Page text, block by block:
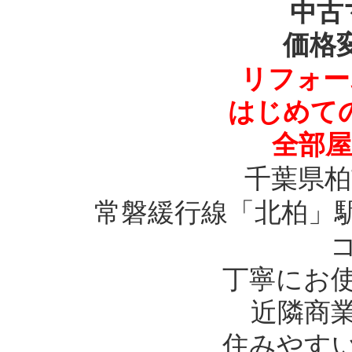
中
価格
リフォ
はじめて
全部
千葉県
常磐緩行線「北柏」
丁寧にお
近隣商
住みやす